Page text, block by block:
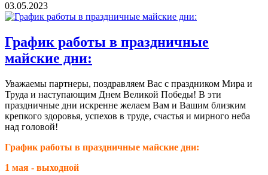
03.05.2023
График работы в праздничные
майские дни:
Уважаемы партнеры, поздравляем Вас с праздником Мира и
Труда и наступающим Днем Великой Победы! В эти
праздничные дни искренне желаем Вам и Вашим близким
крепкого здоровья, успехов в труде, счастья и мирного неба
над головой!
График работы в праздничные майские дни:
1 мая - выходной